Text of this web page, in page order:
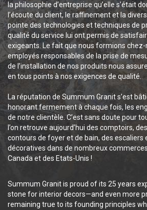
la philosophie d’entreprise qu’elle s’était
l’écoute du client, le raffinement et la
pointe des technologies et techniques de
qualité du service lui ont permis de
exigeants. Le fait que nous formions chez-
employés responsables de la prise de
de l’installation de nos produits nous
en tous points à nos exigences de qualité.
La réputation de Summum Granit s’est
honorant fermement à chaque fois, les
de notre clientèle. C’est sans doute pour
l’on retrouve aujourd’hui des comptoirs,
contours de foyer et de bain, des escaliers
décoratives dans de nombreux
Canada et des Etats-Unis !
Summum Granit is proud of its 25 years
stone for interior decors—and even more
remaining true to its founding principles